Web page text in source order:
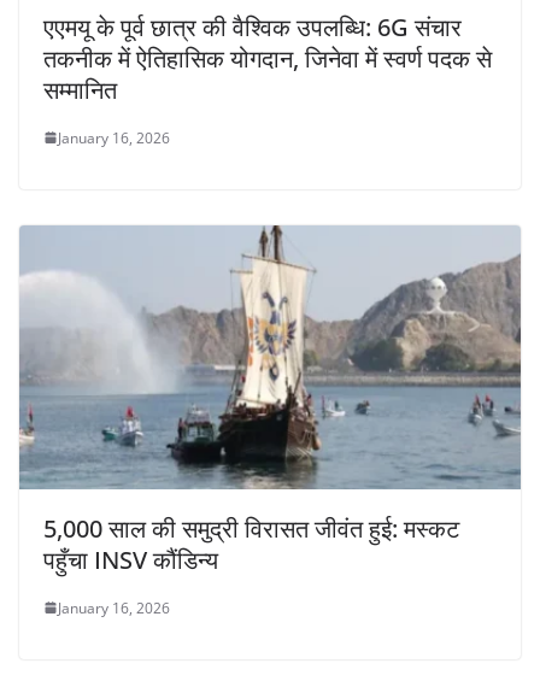
एएमयू के पूर्व छात्र की वैश्विक उपलब्धि: 6G संचार
तकनीक में ऐतिहासिक योगदान, जिनेवा में स्वर्ण पदक से
सम्मानित
January 16, 2026
5,000 साल की समुद्री विरासत जीवंत हुई: मस्कट
पहुँचा INSV कौंडिन्य
January 16, 2026